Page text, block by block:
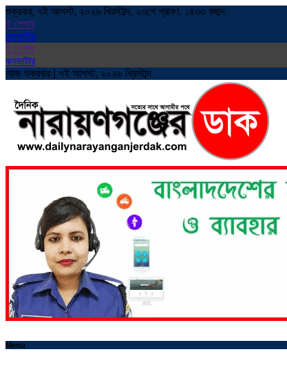
শুক্রবার, ৭ই আগস্ট, ২০২৬ খ্রিস্টাব্দ, ২৩শে শ্রাবণ, ১৪৩৩ বঙ্গাব্দ
ই পেপার
কনভাটার
ই পেপার
কনভাটার
আজ শুক্রবার | ৭ই আগস্ট, ২০২৬ খ্রিস্টাব্দ
Menu